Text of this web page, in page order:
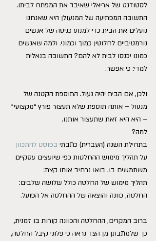
לסטודנט של אריאלי שאיבד את המפתח לביתו.
התשובה המפתיעה של המנעולן היא שאנחנו
נועלים את הבית כדי למנוע כניסה של אנשים
נורמטיביים לחלוטין כמוך וכמוני. ולמה שאנשים
כמונו יכנסו לבית לא להם? התשובה בנאלית
למדי: כי אפשר.
ולכן, אם הבית יהיה נעול. התוספת הקטנה של
מנעול – אותה תוספת שלא תעצור פורץ “מקצועי”
– היא היא זאת שתעצור אותנו.
למה?
בתחילת השנה (העברית) כתבתי בפוסט להתכוון
על תהליך מימוש ההחלטות כפי שיועצים עסקיים
משתמשים בו. בואו נרחיב אותו קצת:
תהליך מימוש של החלטה כולל שלושה שלבים:
החלטה, כוונה והוצאה של ההחלטה אל הפועל.
ברוב המקרים, ההחלטה והכוונה קורות בו זמנית,
כך שלמתבונן מן הצד נראה כי פלוני קיבל החלטה,